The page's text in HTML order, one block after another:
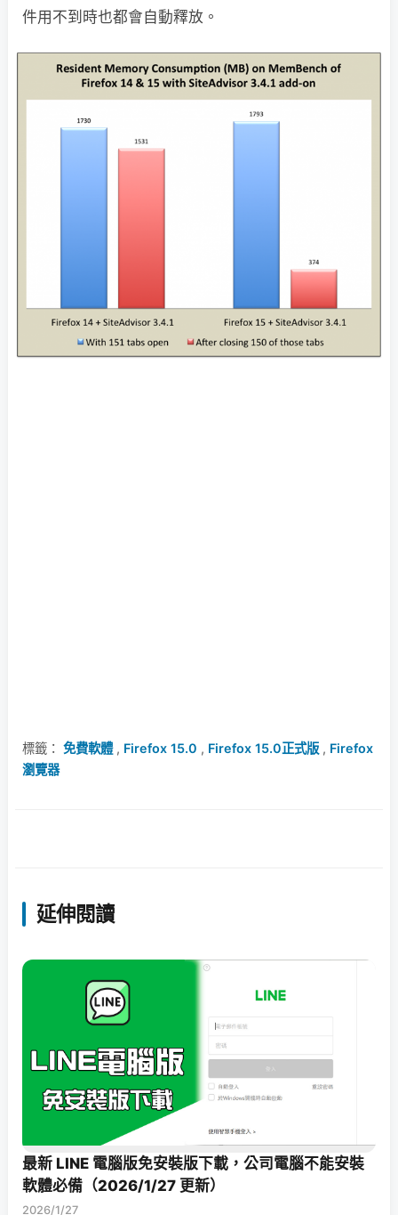
件用不到時也都會自動釋放。
標籤： 免費軟體, Firefox 15.0 , Firefox 15.0正式版 , Firefox
瀏覽器
延伸閱讀
最新 LINE 電腦版免安裝版下載，公司電腦不能安裝
軟體必備（2026/1/27 更新）
2026/1/27